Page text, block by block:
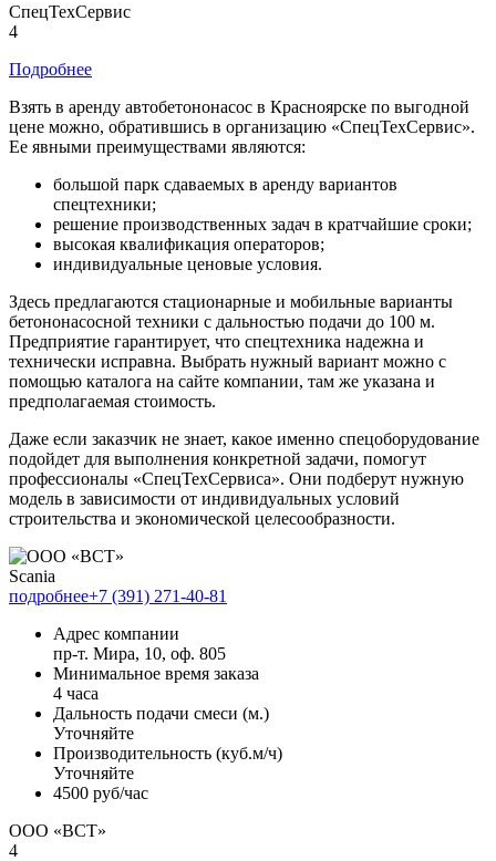
СпецТехСервис
4
Подробнее
Взять в аренду автобетононасос в Красноярске по выгодной
цене можно, обратившись в организацию «СпецТехСервис».
Ее явными преимуществами являются:
большой парк сдаваемых в аренду вариантов
спецтехники;
решение производственных задач в кратчайшие сроки;
высокая квалификация операторов;
индивидуальные ценовые условия.
Здесь предлагаются стационарные и мобильные варианты
бетононасосной техники с дальностью подачи до 100 м.
Предприятие гарантирует, что спецтехника надежна и
технически исправна. Выбрать нужный вариант можно с
помощью каталога на сайте компании, там же указана и
предполагаемая стоимость.
Даже если заказчик не знает, какое именно спецоборудование
подойдет для выполнения конкретной задачи, помогут
профессионалы «СпецТехСервиса». Они подберут нужную
модель в зависимости от индивидуальных условий
строительства и экономической целесообразности.
Scania
подробнее+7 (391) 271-40-81
Адрес компании
пр-т. Мира, 10, оф. 805
Минимальное время заказа
4 часа
Дальность подачи смеси (м.)
Уточняйте
Производительность (куб.м/ч)
Уточняйте
4500 руб/час
ООО «ВСТ»
4